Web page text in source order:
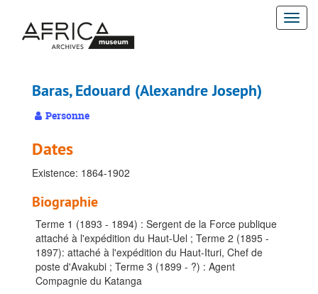
contenu
Baras, Edouard (Alexandre Joseph)
Personne
Dates
Existence: 1864-1902
Biographie
Terme 1 (1893 - 1894) : Sergent de la Force publique
attaché à l'expédition du Haut-Uel ; Terme 2 (1895 -
1897): attaché à l'expédition du Haut-Ituri, Chef de
poste d'Avakubi ; Terme 3 (1899 - ?) : Agent
Compagnie du Katanga